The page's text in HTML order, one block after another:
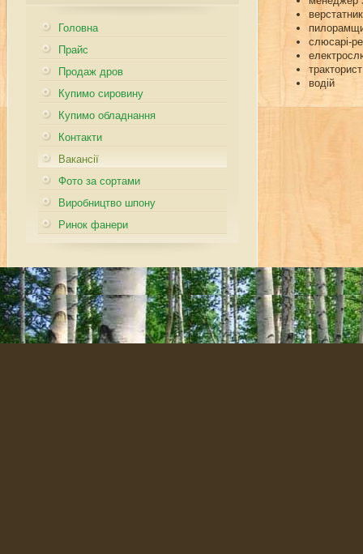
Головна
Прайс
Продаж дров
Купимо сировину
Купимо обладнання
Контакти
Вакансії
Фото за сортами
Виробництво шпону
Ринок фанери
слюсарі-
тракторист
водій